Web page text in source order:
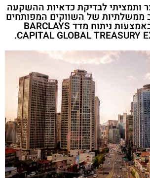
ותמציתי לבדיקת כדאיות ההשקעה
ממשלתיות של השווקים המפותחים
ללא ארה"ב באמצעות ניתוח מדד BARCLAYS
CAPITAL GLOBAL TREASURY